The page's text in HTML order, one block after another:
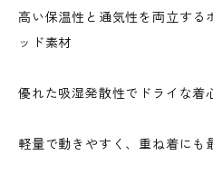
高い保温性と通気性を両立する
ッド素材
優れた吸湿発散性でドライな着
軽量で動きやすく、重ね着にも